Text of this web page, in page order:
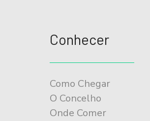
Conhecer
Como Chegar
O Concelho
Onde Comer